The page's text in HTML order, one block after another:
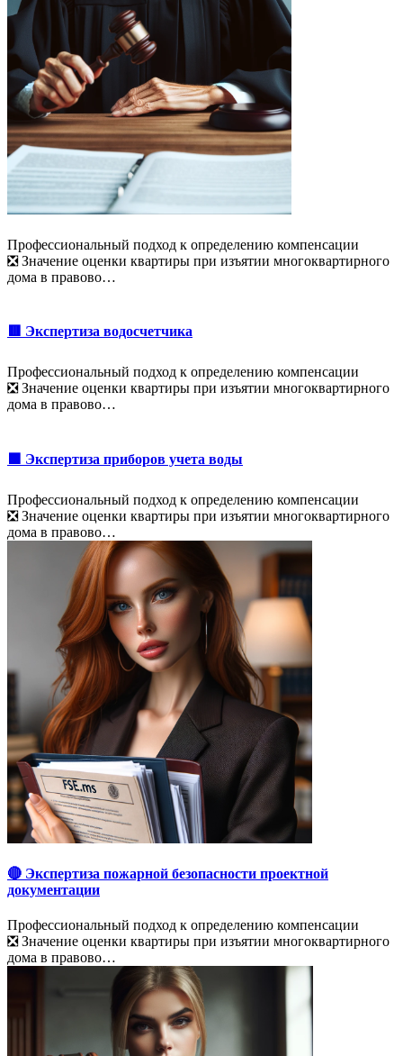
Профессиональный подход к определению компенсации
❎ Значение оценки квартиры при изъятии многоквартирного
дома в правово…
🟥 Экспертиза водосчетчика
Профессиональный подход к определению компенсации
❎ Значение оценки квартиры при изъятии многоквартирного
дома в правово…
🟩 Экспертиза приборов учета воды
Профессиональный подход к определению компенсации
❎ Значение оценки квартиры при изъятии многоквартирного
дома в правово…
🔴 Экспертиза пожарной безопасности проектной
документации
Профессиональный подход к определению компенсации
❎ Значение оценки квартиры при изъятии многоквартирного
дома в правово…